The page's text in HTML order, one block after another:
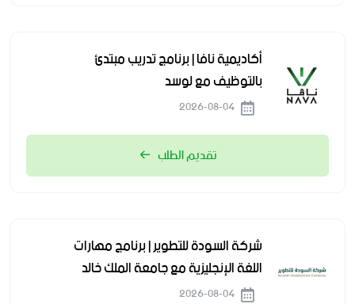
أكاديمية نافا | برنامج تدريب مبتدئ
بالتوظيف مع لوسد
تقديم الطلب
شركة السودة للتطوير | برنامج مهارات
اللغة الإنجليزية مع جامعة الملك خالد